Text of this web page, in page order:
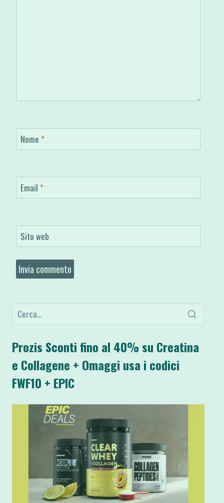
Nome *
Email *
Sito web
Prozis Sconti fino al 40% su Creatina
e Collagene + Omaggi usa i codici
FWF10 + EPIC